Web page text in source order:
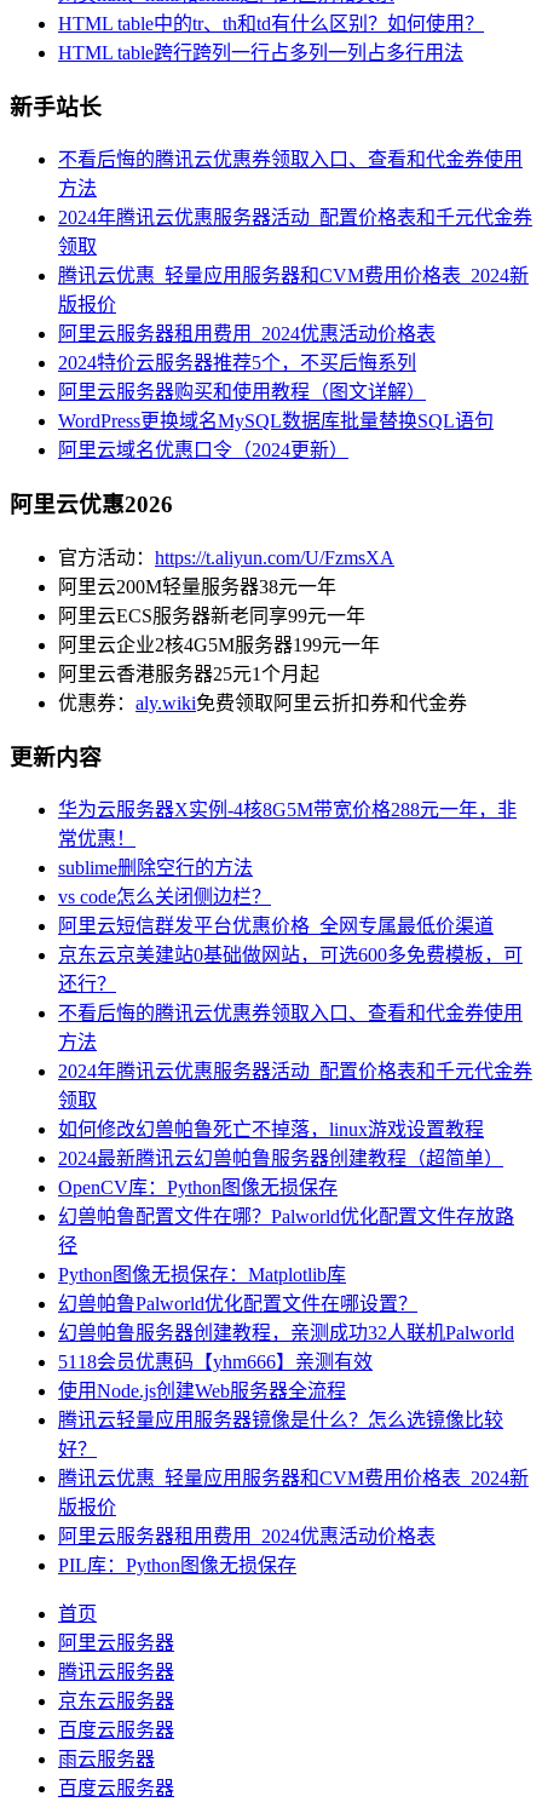
HTML table中的tr、th和td有什么区别？如何使用？
HTML table跨行跨列一行占多列一列占多行用法
新手站长
不看后悔的腾讯云优惠券领取入口、查看和代金券使用
方法
2024年腾讯云优惠服务器活动_配置价格表和千元代金券
领取
腾讯云优惠_轻量应用服务器和CVM费用价格表_2024新
版报价
阿里云服务器租用费用_2024优惠活动价格表
2024特价云服务器推荐5个，不买后悔系列
阿里云服务器购买和使用教程（图文详解）
WordPress更换域名MySQL数据库批量替换SQL语句
阿里云域名优惠口令（2024更新）
阿里云优惠2026
官方活动： https://t.aliyun.com/U/FzmsXA
阿里云200M轻量服务器38元一年
阿里云ECS服务器新老同享99元一年
阿里云企业2核4G5M服务器199元一年
阿里云香港服务器25元1个月起
优惠券： aly.wiki免费领取阿里云折扣券和代金券
更新内容
华为云服务器X实例-4核8G5M带宽价格288元一年，非
常优惠！
sublime删除空行的方法
vs code怎么关闭侧边栏？
阿里云短信群发平台优惠价格_全网专属最低价渠道
京东云京美建站0基础做网站，可选600多免费模板，可
还行？
不看后悔的腾讯云优惠券领取入口、查看和代金券使用
方法
2024年腾讯云优惠服务器活动_配置价格表和千元代金券
领取
如何修改幻兽帕鲁死亡不掉落，linux游戏设置教程
2024最新腾讯云幻兽帕鲁服务器创建教程（超简单）
OpenCV库：Python图像无损保存
幻兽帕鲁配置文件在哪？Palworld优化配置文件存放路
径
Python图像无损保存：Matplotlib库
幻兽帕鲁Palworld优化配置文件在哪设置？
幻兽帕鲁服务器创建教程，亲测成功32人联机Palworld
5118会员优惠码【yhm666】亲测有效
使用Node.js创建Web服务器全流程
腾讯云轻量应用服务器镜像是什么？怎么选镜像比较
好？
腾讯云优惠_轻量应用服务器和CVM费用价格表_2024新
版报价
阿里云服务器租用费用_2024优惠活动价格表
PIL库：Python图像无损保存
首页
阿里云服务器
腾讯云服务器
京东云服务器
百度云服务器
雨云服务器
百度云服务器